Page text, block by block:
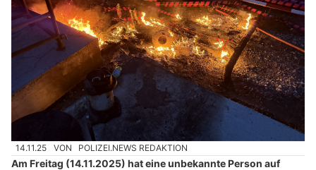
14.11.25 VON POLIZEI.NEWS REDAKTION
Am Freitag (14.11.2025) hat eine unbekannte Person auf